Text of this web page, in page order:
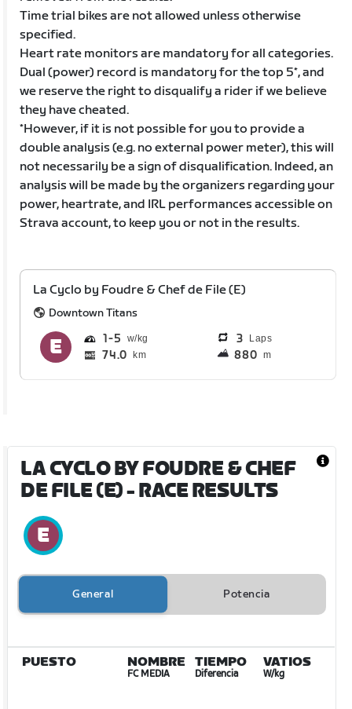
Time trial bikes are not allowed unless otherwise
specified.
Heart rate monitors are mandatory for all categories.
Dual (power) record is mandatory for the top 5*, and
we reserve the right to disqualify a rider if we believe
they have cheated.
*However, if it is not possible for you to provide a
double analysis (e.g. no external power meter), this will
not necessarily be a sign of disqualification. Indeed, an
analysis will be made by the organizers regarding your
power, heartrate, and IRL performances accessible on
Strava account, to keep you or not in the results.
La Cyclo by Foudre & Chef de File (E)
Downtown Titans
1 5 3 Laps
74.0 km 880 m
LA CYCLO BY FOUDRE & CHEF
DE FILE (E)- RACE RESULTS
General Potencia
PUESTO NOMBRE
FC MEDIA
TIEMPO
Diferencia
VATIOS
W/kg